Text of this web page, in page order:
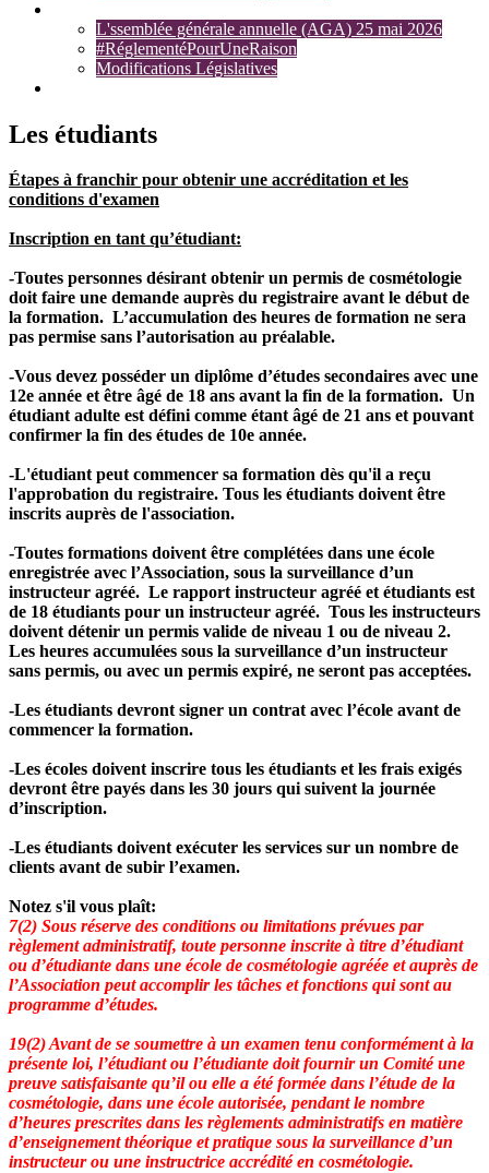
L'ssemblée générale annuelle (AGA) 25 mai 2026
#RéglementéPourUneRaison
Modifications Législatives
Les étudiants
Étapes à franchir pour obtenir une accréditation et les
conditions d'examen
Inscription en tant qu’étudiant:
-Toutes personnes désirant obtenir un permis de cosmétologie
doit faire une demande auprès du registraire avant le début de
la formation. L’accumulation des heures de formation ne sera
pas permise sans l’autorisation au préalable.
-Vous devez posséder un diplôme d’études secondaires avec une
12e année et être âgé de 18 ans avant la fin de la formation. Un
étudiant adulte est défini comme étant âgé de 21 ans et pouvant
confirmer la fin des études de 10e année.
-L'étudiant peut commencer sa formation dès qu'il a reçu
l'approbation du registraire. Tous les étudiants doivent être
inscrits auprès de l'association.
-Toutes formations doivent être complétées dans une école
enregistrée avec l’Association, sous la surveillance d’un
instructeur agréé. Le rapport instructeur agréé et étudiants est
de 18 étudiants pour un instructeur agréé. Tous les instructeurs
doivent détenir un permis valide de niveau 1 ou de niveau 2.
Les heures accumulées sous la surveillance d’un instructeur
sans permis, ou avec un permis expiré, ne seront pas acceptées.
-Les étudiants devront signer un contrat avec l’école avant de
commencer la formation.
-Les écoles doivent inscrire tous les étudiants et les frais exigés
devront être payés dans les 30 jours qui suivent la journée
d’inscription.
-Les étudiants doivent exécuter les services sur un nombre de
clients avant de subir l’examen.
Notez s'il vous plaît:
7(2) Sous réserve des conditions ou limitations prévues par
règlement administratif, toute personne inscrite à titre d’étudiant
ou d’étudiante dans une école de cosmétologie agréée et auprès de
l’Association peut accomplir les tâches et fonctions qui sont au
programme d’études.
19(2) Avant de se soumettre à un examen tenu conformément à la
présente loi, l’étudiant ou l’étudiante doit fournir un Comité une
preuve satisfaisante qu’il ou elle a été formée dans l’étude de la
cosmétologie, dans une école autorisée, pendant le nombre
d’heures prescrites dans les règlements administratifs en matière
d’enseignement théorique et pratique sous la surveillance d’un
instructeur ou une instructrice accrédité en cosmétologie.